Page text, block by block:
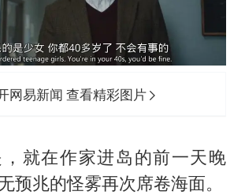
网易新闻 查看精彩图片
就在作家进岛的前一天晚
预兆的怪雾再次席卷海面。